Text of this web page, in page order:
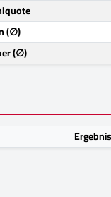
(∅)
(∅)
Ergebnis